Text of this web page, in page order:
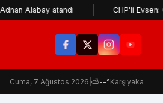
atandı CHP'li Evsen: Cemil
Cuma, 7 Ağustos 2026 ⛅--°Karşıyaka